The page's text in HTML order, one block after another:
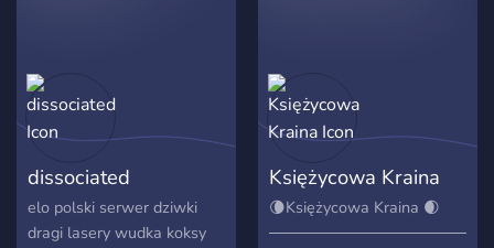
dissociated
elo polski serwer dziwki
dragi lasery wudka koksy
Księżycowa Kraina
🌘Księżycowa Kraina 🌒